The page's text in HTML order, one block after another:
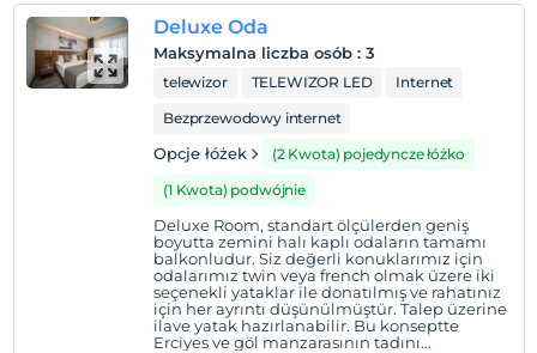
Wymeldować się
Przed 12:00
Zwierzęta niedozwolone
Dostępne miejsca dla palących
Niemowlęta do wieku do 2 są bezpłatne.
Nie ma polityki dotyczącej bezpłatnych dzieci
Prawidłowe typy kart
Deluxe Oda
Maksymalna liczba osób : 3
telewizor TELEWIZOR LED
Internet
Bezprzewodowy internet
Opcje łóżek
(2 Kwota) pojedyncze łóżko
(1 Kwota) podwójnie
Deluxe Room, standart ölçülerden geniş
boyutta zemini halı kaplı odaların tamamı
balkonludur. Siz değerli konuklarımız için
odalarımız twin veya french olmak üzere iki
seçenekli yataklar ile donatılmış ve rahatınız
için her ayrıntı düşünülmüştür. Talep üzerine
ilave yatak hazırlanabilir. Bu konseptte
Erciyes ve göl manzarasının tadını